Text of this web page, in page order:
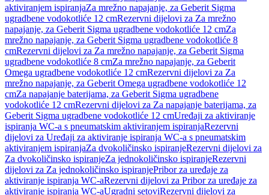
aktiviranjem ispiranjaZa mrežno napajanje, za Geberit Sigma
ugradbene vodokotliće 12 cmRezervni dijelovi za Za mrežno
napajanje, za Geberit Sigma ugradbene vodokotliće 12 cmZa
mrežno napajanje, za Geberit Sigma ugradbene vodokotliće 8
cmRezervni dijelovi za Za mrežno napajanje, za Geberit Sigma
ugradbene vodokotliće 8 cmZa mrežno napajanje, za Geberit
Omega ugradbene vodokotliće 12 cmRezervni dijelovi za Za
mrežno napajanje, za Geberit Omega ugradbene vodokotliće 12
cmZa napajanje baterijama, za Geberit Sigma ugradbene
vodokotliće 12 cmRezervni dijelovi za Za napajanje baterijama, za
Geberit Sigma ugradbene vodokotliće 12 cmUređaji za aktiviranje
ispiranja WC-a s pneumatskim aktiviranjem ispiranjaRezervni
dijelovi za Uređaji za aktiviranje ispiranja WC-a s pneumatskim
aktiviranjem ispiranjaZa dvokoličinsko ispiranjeRezervni dijelovi za
Za dvokoličinsko ispiranjeZa jednokoličinsko ispiranjeRezervni
dijelovi za Za jednokoličinsko ispiranjePribor za uređaje za
aktiviranje ispiranja WC-aRezervni dijelovi za Pribor za uređaje za
aktiviranje ispiranja WC-aUgradni setoviRezervni dijelovi za